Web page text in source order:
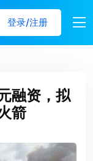
登录/注册
融资，拟
箭